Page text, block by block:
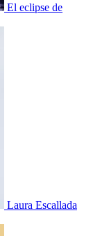
El eclipse de
Laura Escallada